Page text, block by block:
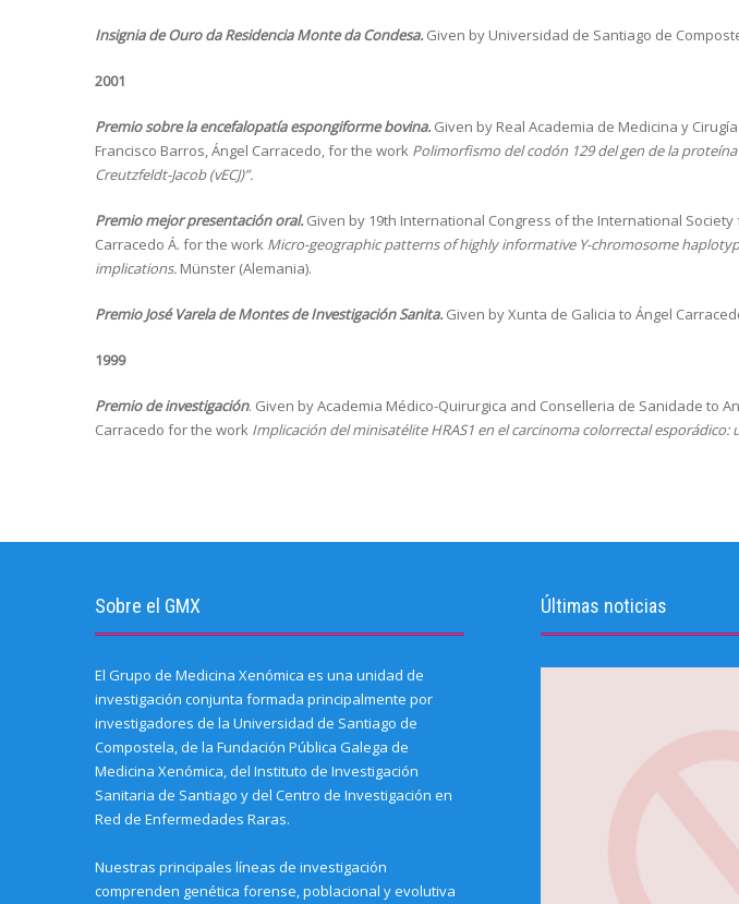
Insignia de Ouro da Residencia Monte da Condesa. Given by Universidad de Santiago de
2001
Premio sobre la encefalopatía espongiforme bovina. Given by Real Academia de Medicina y
Francisco Barros, Ángel Carracedo, for the work Polimorfismo del codón 129 del gen de la
Creutzfeldt-Jacob (vECJ)”.
Premio mejor presentación oral. Given by 19th International Congress of the International Society
Carracedo Á. for the work Micro-geographic patterns of highly informative Y-chromosome
implications. Münster (Alemania).
Premio José Varela de Montes de Investigación Sanita. Given by Xunta de Galicia to Ángel
1999
Premio de investigación. Given by Academia Médico-Quirurgica and Conselleria de Sanidade to
Carracedo for the work Implicación del minisatélite HRAS1 en el carcinoma colorrectal
Sobre el GMX
El Grupo de Medicina Xenómica es una unidad de
investigación conjunta formada principalmente por
investigadores de la Universidad de Santiago de
Compostela, de la Fundación Pública Galega de
Medicina Xenómica, del Instituto de Investigación
Sanitaria de Santiago y del Centro de Investigación en
Red de Enfermedades Raras.
Nuestras principales líneas de investigación
comprenden genética forense, poblacional y evolutiva
Últimas noticias